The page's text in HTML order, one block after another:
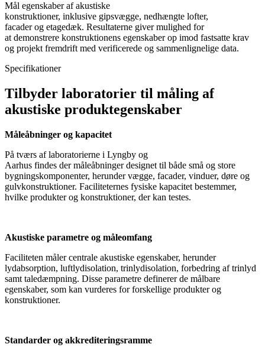
Mål egenskaber af akustiske
konstruktioner, inklusive gipsvægge, nedhængte lofter,
facader og etagedæk. Resultaterne giver mulighed for
at demonstrere konstruktionens egenskaber op imod fastsatte krav
og projekt fremdrift med verificerede og sammenlignelige data.
Specifikationer
Tilbyder laboratorier til måling af
akustiske produktegenskaber
Måleåbninger og kapacitet
På tværs af laboratorierne i Lyngby og
Aarhus findes der måleåbninger designet til både små og store
bygningskomponenter, herunder vægge, facader, vinduer, døre og
gulvkonstruktioner. Faciliteternes fysiske kapacitet bestemmer,
hvilke produkter og konstruktioner, der kan testes.
Akustiske parametre og måleomfang
Faciliteten måler centrale akustiske egenskaber, herunder
lydabsorption, luftlydisolation, trinlydisolation, forbedring af trinlyd
samt taledæmpning. Disse parametre definerer de målbare
egenskaber, som kan vurderes for forskellige produkter og
konstruktioner.
Standarder og akkrediteringsramme